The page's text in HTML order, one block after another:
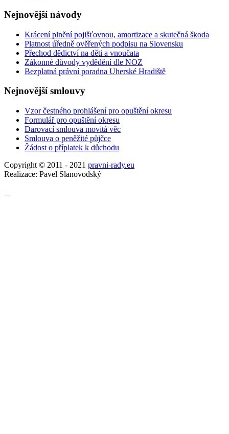
Nejnovějšínávody
Krácení plnění pojišťovnou, amortizace a skutečná škoda
Platnost úředně ověřených podpisu na Slovensku
Přechod dědictví na děti a vnoučata
Zákonné důvody vydědění dle NOZ
Bezplatná právní poradna Uherské Hradiště
Nejnovějšísmlouvy
Vzor čestného prohlášení pro opuštění okresu
Formulář pro opuštění okresu
Darovací smlouva movitá věc
Smlouva o peněžité půjčce
Žádost o příplatek k důchodu
Copyright © 2011 - 2021 pravni-rady.eu
Realizace: Pavel Slanovodský